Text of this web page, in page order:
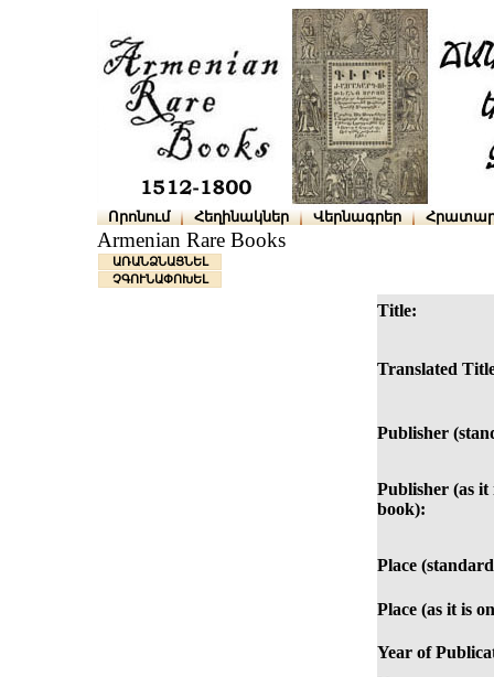
Որոնում Հեղինակներ Վերնագրեր
Armenian Rare Books
ԱՌԱՆՁՆԱՑՆԵԼ
ՉԳՈՒՆԱՓՈԽԵԼ
Title:
Translated
Publisher
Publisher (as it
book):
Place
Place (as it is
Year of